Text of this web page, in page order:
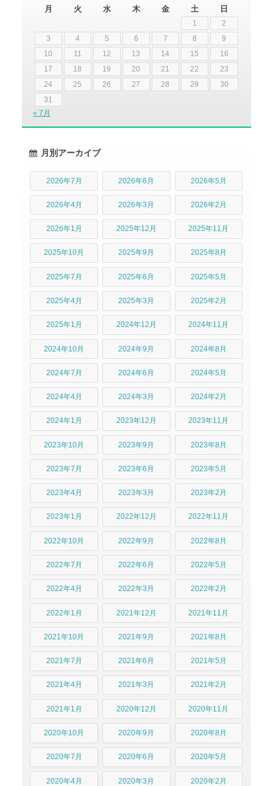
月 火 水 木 金 土 日
1
2
3
4 5 6 7 8
9
10
11 12 13 14 15
16
17
18 19 20 21 22
23
24
25 26 27 28 29
30
31
« 7月
月別アーカイブ
2026年7月 2026年6月 2026年5月
2026年4月 2026年3月 2026年2月
2026年1月 2025年12月 2025年11月
2025年10月 2025年9月 2025年8月
2025年7月 2025年6月 2025年5月
2025年4月 2025年3月 2025年2月
2025年1月 2024年12月 2024年11月
2024年10月 2024年9月 2024年8月
2024年7月 2024年6月 2024年5月
2024年4月 2024年3月 2024年2月
2024年1月 2023年12月 2023年11月
2023年10月 2023年9月 2023年8月
2023年7月 2023年6月 2023年5月
2023年4月 2023年3月 2023年2月
2023年1月 2022年12月 2022年11月
2022年10月 2022年9月 2022年8月
2022年7月 2022年6月 2022年5月
2022年4月 2022年3月 2022年2月
2022年1月 2021年12月 2021年11月
2021年10月 2021年9月 2021年8月
2021年7月 2021年6月 2021年5月
2021年4月 2021年3月 2021年2月
2021年1月 2020年12月 2020年11月
2020年10月 2020年9月 2020年8月
2020年7月 2020年6月 2020年5月
2020年4月 2020年3月 2020年2月